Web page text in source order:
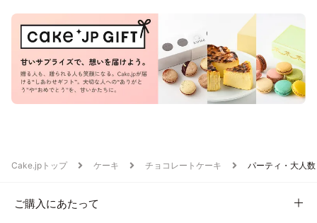
Cake.jpトップ ケーキ チョコレートケーキ パーティ・大人数
ご購入にあたって